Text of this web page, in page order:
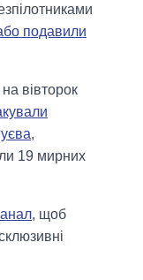
подавили
вівторок
,
19 мирних
, щоб